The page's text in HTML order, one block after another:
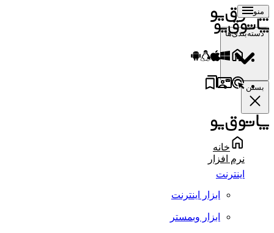
منو
دسته‌بندی‌ها
بستن
خانه
نرم افزار
اینترنت
ابزار اینترنت
ابزار وبمستر